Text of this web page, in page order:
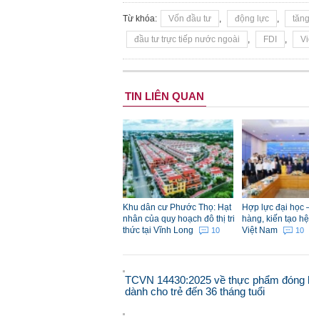
Từ khóa: Vốn đầu tư , động lực ,
đầu tư trực tiếp nước ngoài , FDI ,
TIN LIÊN QUAN
Khu dân cư Phước Thọ: Hạt
nhân của quy hoạch đô thị tri
thức tại Vĩnh Long
10
Hợp lực đại học
hàng, kiến tạo
Việt Nam
10
TCVN 14430:2025 về thực phẩm đóng
dành cho trẻ đến 36 tháng tuổi